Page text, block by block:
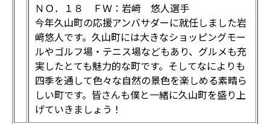
ＮＯ．１８ ＦＷ：岩﨑 悠人選手
今年久山町の応援アンバサダーに就任しました岩
﨑悠人です。久山町には大きなショッピングモー
ルやゴルフ場・テニス場などもあり、グルメも充
実したとても魅力的な町です。そしてなによりも
四季を通して色々な自然の景色を楽しめる素晴ら
しい町です。皆さんも僕と一緒に久山町を盛り上
げていきましょう！